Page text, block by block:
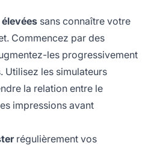
sans connaître votre
Commencez par des
les progressivement
Utilisez les simulateurs
la relation entre le
impressions avant
régulièrement vos